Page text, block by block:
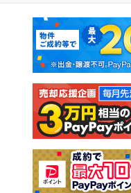
新築マンション
新築一戸建て
注文住宅
売却査定
マンションカタログ